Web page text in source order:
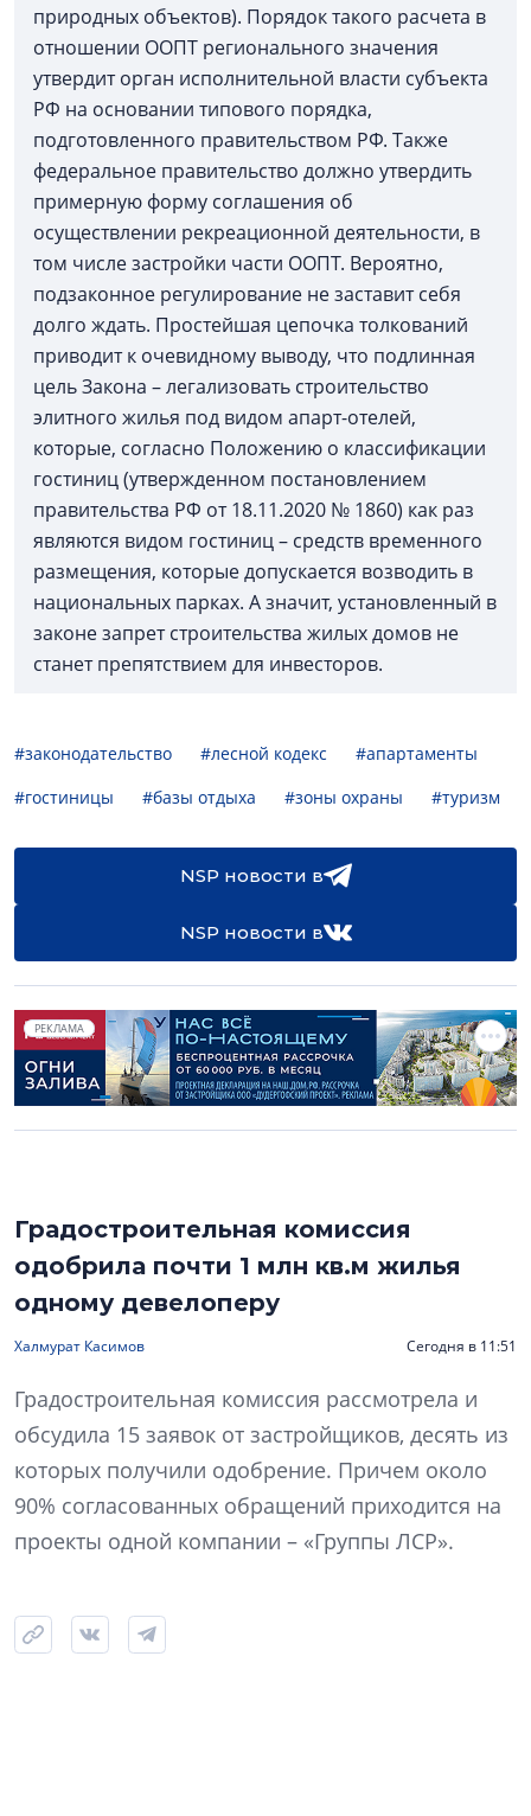
природных объектов). Порядок такого расчета в
отношении ООПТ регионального значения
утвердит орган исполнительной власти субъекта
РФ на основании типового порядка,
подготовленного правительством РФ. Также
федеральное правительство должно утвердить
примерную форму соглашения об
осуществлении рекреационной деятельности, в
том числе застройки части ООПТ. Вероятно,
подзаконное регулирование не заставит себя
долго ждать. Простейшая цепочка толкований
приводит к очевидному выводу, что подлинная
цель Закона – легализовать строительство
элитного жилья под видом апарт-отелей,
которые, согласно Положению о классификации
гостиниц (утвержденном постановлением
правительства РФ от 18.11.2020 № 1860) как раз
являются видом гостиниц – средств временного
размещения, которые допускается возводить в
национальных парках. А значит, установленный в
законе запрет строительства жилых домов не
станет препятствием для инвесторов.
#законодательство #лесной кодекс
#апартаменты
#гостиницы
#базы отдыха #зоны охраны #туризм
NSP новости в
NSP новости в
РЕКЛАМА
Градостроительная комиссия
одобрила почти 1 млн кв.м жилья
одному девелоперу
Халмурат Касимов Сегодня в 11:51
Градостроительная комиссия рассмотрела и
обсудила 15 заявок от застройщиков, десять из
которых получили одобрение. Причем около
90% согласованных обращений приходится на
проекты одной компании – «Группы ЛСР».